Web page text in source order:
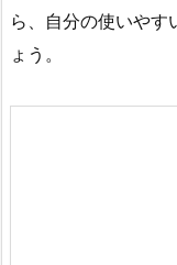
ら、自分の使いやす
ょう。